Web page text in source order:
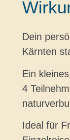
Dein
Kärnten
Ein
4
Ideal für